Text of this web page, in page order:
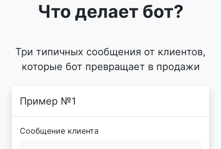
Что делает бот?
Три типичных сообщения от клиентов,
которые бот превращает в продажи
Пример №1
Сообщение клиента